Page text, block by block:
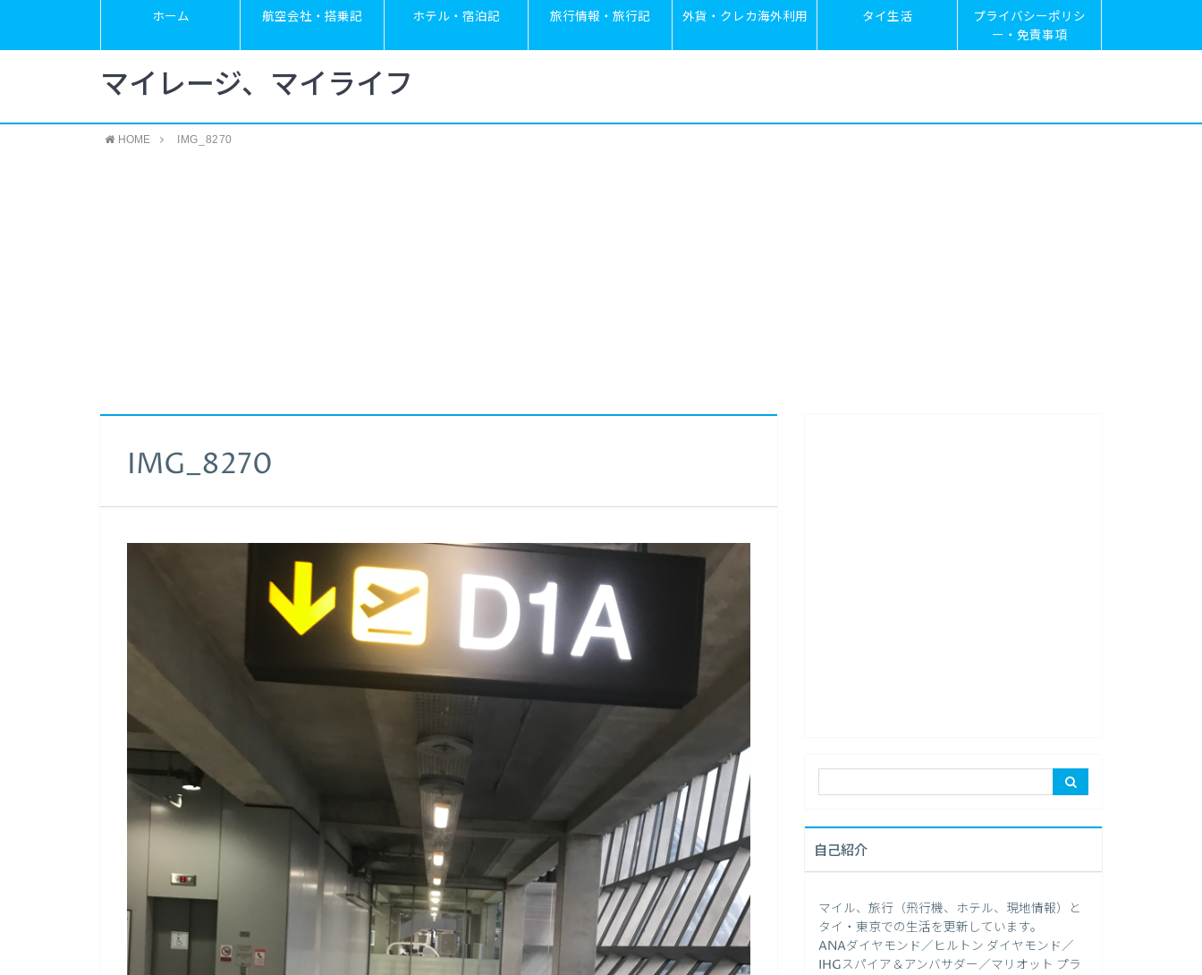
ホーム 航空会社・搭乗記 ホテル・宿泊記 旅行情報・旅行記 外貨・クレカ海外利用 タイ生活
プライバシーポリシ
ー・免責事項
マイレージ、マイライフ
HOME IMG_8270
IMG_8270
自己紹介
マイル、旅行（飛行機、ホテル、現地情報）と
タイ・東京での生活を更新しています。
ANAダイヤモンド／ヒルトン ダイヤモンド／
IHGスパイア＆アンバサダー／マリオット プラ